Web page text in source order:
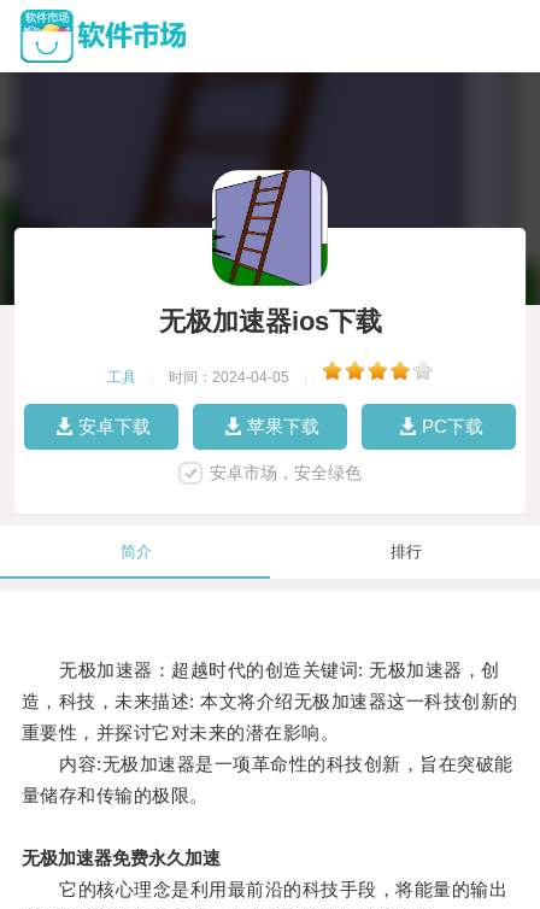
无极加速器ios下载
工具 时间：2024-04-05
安卓下载 苹果下载 PC下载
安卓市场，安全绿色
简介 排行
无极加速器：超越时代的创造关键词: 无极加速器，创
造，科技，未来描述: 本文将介绍无极加速器这一科技创新的
重要性，并探讨它对未来的潜在影响。
内容:无极加速器是一项革命性的科技创新，旨在突破能
量储存和传输的极限。
无极加速器免费永久加速
它的核心理念是利用最前沿的科技手段，将能量的输出